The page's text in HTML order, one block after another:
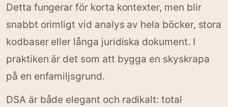
Detta fungerar för korta kontexter, men blir
snabbt orimligt vid analys av hela böcker, stora
kodbaser eller långa juridiska dokument. I
praktiken är det som att bygga en skyskrapa
på en enfamiljsgrund.
DSA är både elegant och radikalt: total